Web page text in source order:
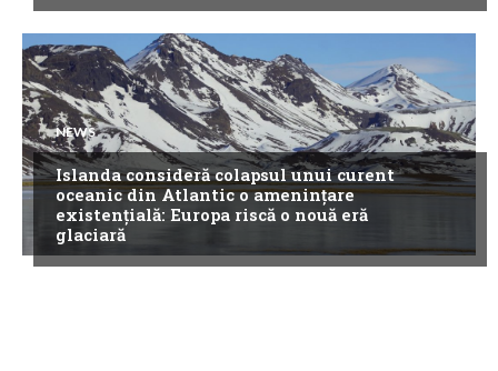
NEWS
Islanda consideră colapsul unui curent
oceanic din Atlantic o amenințare
existențială: Europa riscă o nouă eră
glaciară